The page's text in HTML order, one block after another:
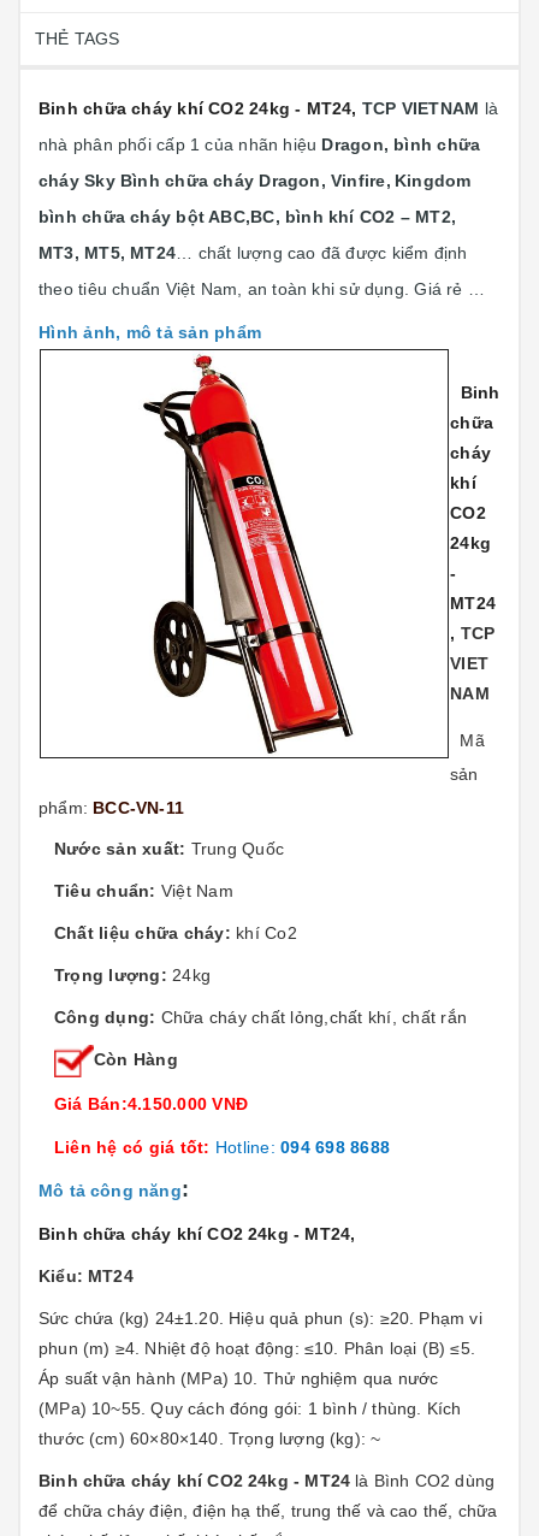
THẺ TAGS
Binh chữa cháy khí CO2 24kg - MT24, TCP VIETNAM là
nhà phân phối cấp 1 của nhãn hiệu Dragon, bình chữa
cháy Sky Bình chữa cháy Dragon, Vinfire, Kingdom
bình chữa cháy bột ABC,BC, bình khí CO2 – MT2,
MT3, MT5, MT24 … chất lượng cao đã được kiểm định
theo tiêu chuẩn Việt Nam, an toàn khi sử dụng. Giá rẻ …
Hình ảnh, mô tả sản phẩm
Binh
chữa
cháy
khí
CO2
24kg
-
MT24
, TCP
VIET
NAM
Mã
sản
phẩm: BCC-VN-11
Nước sản xuất: Trung Quốc
Tiêu chuẩn: Việt Nam
Chất liệu chữa cháy: khí Co2
Trọng lượng: 24kg
Công dụng: Chữa cháy chất lỏng,chất khí, chất rắn
Còn Hàng
Giá Bán:4.150.000 VNĐ
Liên hệ có giá tốt: Hotline: 094 698 8688
Mô tả công năng:
Binh chữa cháy khí CO2 24kg - MT24,
Kiểu: MT24
Sức chứa (kg) 24±1.20. Hiệu quả phun (s): ≥20. Phạm vi
phun (m) ≥4. Nhiệt độ hoạt động: ≤10. Phân loại (B) ≤5.
Áp suất vận hành (MPa) 10. Thử nghiệm qua nước
(MPa) 10~55. Quy cách đóng gói: 1 bình / thùng. Kích
thước (cm) 60×80×140. Trọng lượng (kg): ~
Binh chữa cháy khí CO2 24kg - MT24 là Bình CO2 dùng
để chữa cháy điện, điện hạ thế, trung thế và cao thế, chữa